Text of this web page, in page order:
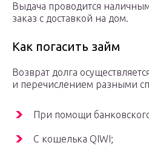
Выдача проводится
заказ с доставкой на дом.
Как погасить займ
Возврат долга
и перечислением разными
При помощи
С кошелька QIWI;